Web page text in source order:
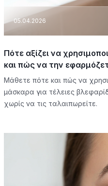
05.04.2026
Πότε αξίζει να
και πώς να την
Μάθετε πότε και πώς να
μάσκαρα για τέλειες
χωρίς να τις ταλαιπωρείτε.